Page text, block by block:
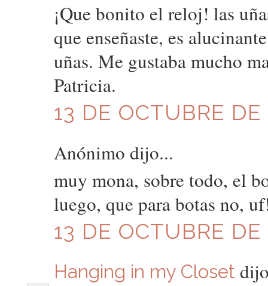
¡Que bonito el reloj! las
que enseñaste, es
uñas. Me gustaba mucho
Patricia.
13 DE OCTUBRE
Anónimo dijo...
muy mona, sobre todo, el
luego, que para botas no,
13 DE OCTUBRE
Hanging in my Closet